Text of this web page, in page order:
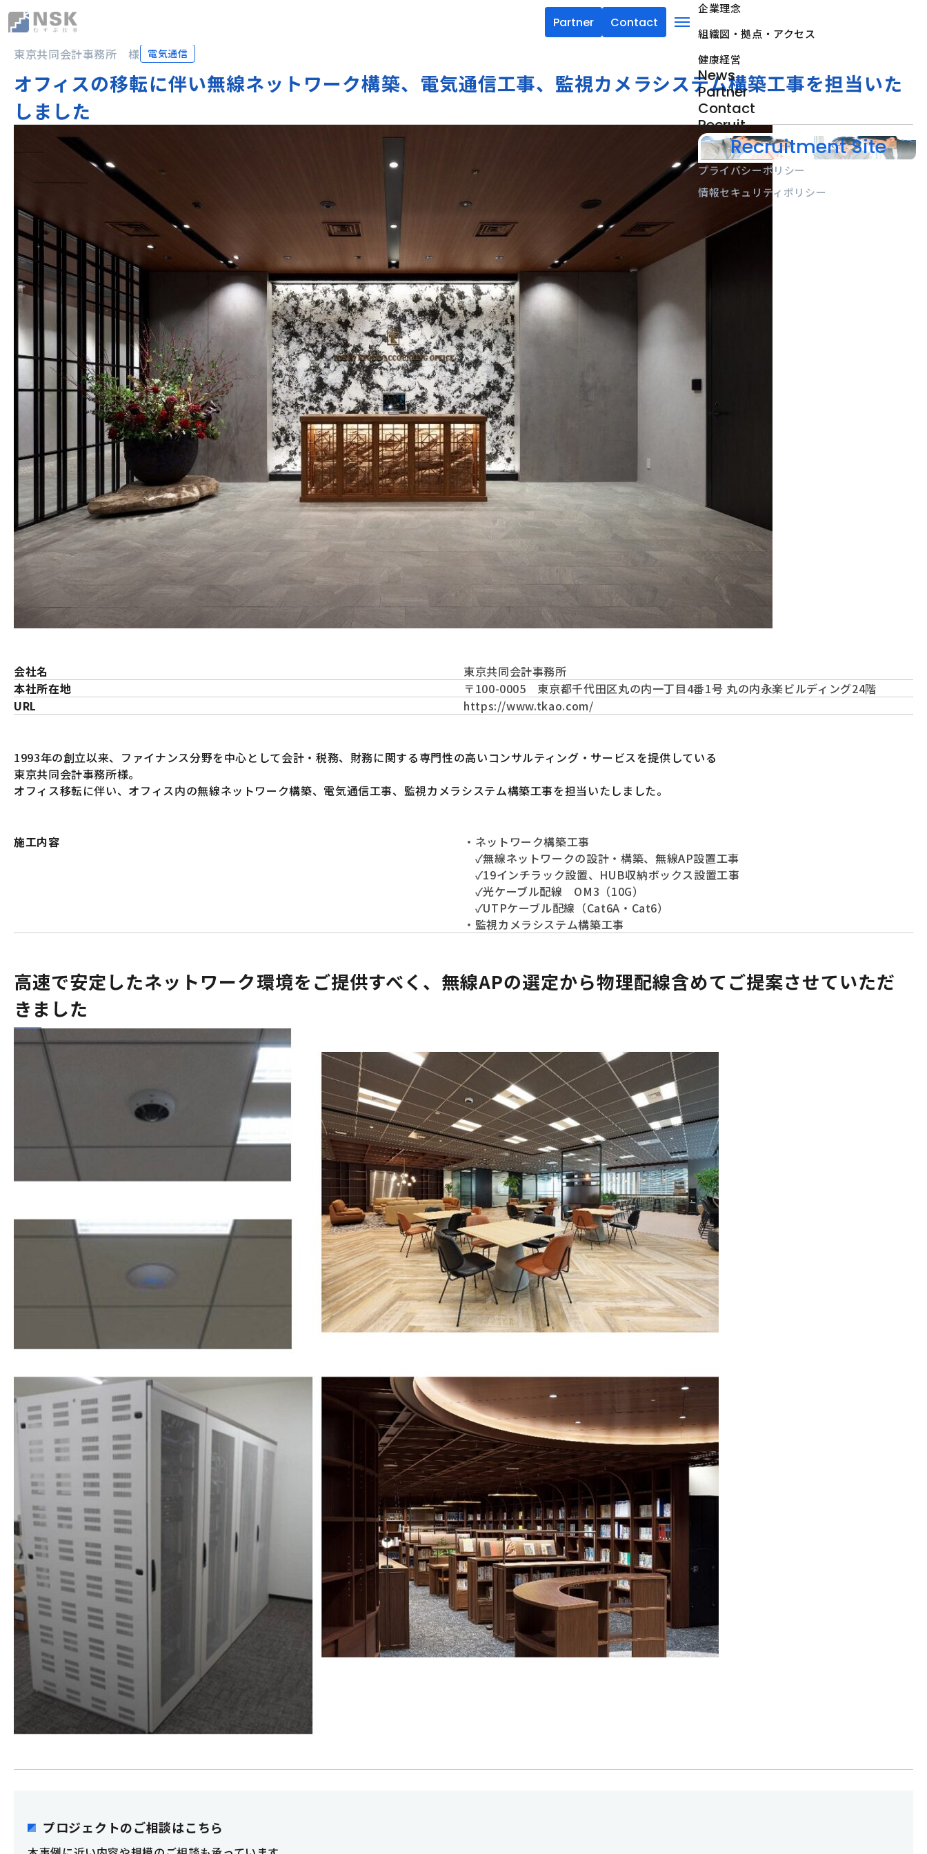
Partner Contact
menu
企業理念
組織図・拠点・アクセス
健康経営
News
Partner
Contact
Recruit
Recruitment Site
プライバシーポリシー
情報セキュリティポリシー
東京共同会計事務所 様 電気通信
オフィスの移転に伴い無線ネットワーク構築、電気通信工事、監視カメラシステム構築工事を担当いた
しました
会社名
東京共同会計事務所
本社所在地
〒100-0005 東京都千代田区丸の内一丁目4番1号 丸の内永楽ビルディング24階
URL
https://www.tkao.com/
1993年の創立以来、ファイナンス分野を中心として会計・税務、財務に関する専門性の高いコンサルティング・サービスを提供している
東京共同会計事務所様。
オフィス移転に伴い、オフィス内の無線ネットワーク構築、電気通信工事、監視カメラシステム構築工事を担当いたしました。
施工内容
・ネットワーク構築工事
✓無線ネットワークの設計・構築、無線AP設置工事
✓19インチラック設置、HUB収納ボックス設置工事
✓光ケーブル配線 OM3（10G）
✓UTPケーブル配線（Cat6A・Cat6）
・監視カメラシステム構築工事
高速で安定したネットワーク環境をご提供すべく、無線APの選定から物理配線含めてご提案させていただ
きました
プロジェクトのご相談はこちら